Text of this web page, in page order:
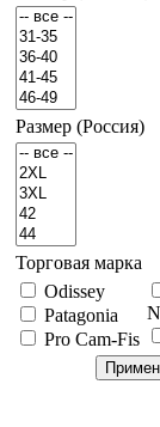
Размер (Россия)
Торговая марка
Odissey
Patagonia
Pro Cam-Fis